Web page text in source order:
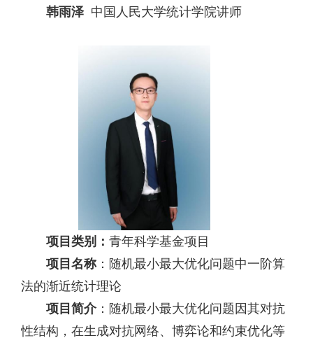
韩雨泽 中国人民大学统计学院讲师
项目类别： 青年科学基金项目
项目名称 ：随机最小最大优化问题中一阶算
法的渐近统计理论
项目简介：随机最小最大优化问题因其对抗
性结构，在生成对抗网络、博弈论和约束优化等